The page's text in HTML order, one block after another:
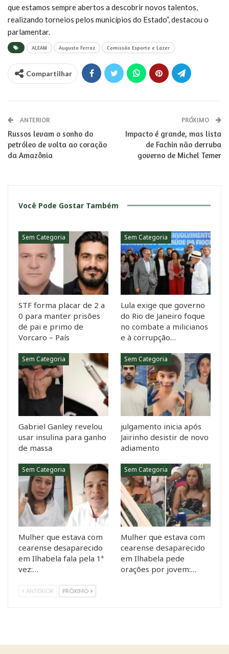
que estamos sempre abertos a descobrir novos talentos,
realizando torneios pelos municípios do Estado”, destacou o
parlamentar.
ALEAM Augusto Ferraz Comissão Esporte e Lazer
Compartilhar
ANTERIOR
Russos levam o sonho do
petróleo de volta ao coração
da Amazônia
PRÓXIMO
Impacto é grande, mas lista
de Fachin não derruba
governo de Michel Temer
Você Pode Gostar Também
Sem Categoria
STF forma placar de 2 a
0 para manter prisões
de pai e primo de
Vorcaro – País
Sem Categoria
Lula exige que governo
do Rio de Janeiro foque
no combate a milicianos
e à corrupção…
Sem Categoria
Gabriel Ganley revelou
usar insulina para ganho
de massa
Sem Categoria
julgamento inicia após
Jairinho desistir de novo
adiamento
Sem Categoria
Mulher que estava com
cearense desaparecido
em Ilhabela fala pela 1ª
vez:…
Sem Categoria
Mulher que estava com
cearense desaparecido
em Ilhabela pede
orações por jovem:…
ANTERIOR PRÓXIMO